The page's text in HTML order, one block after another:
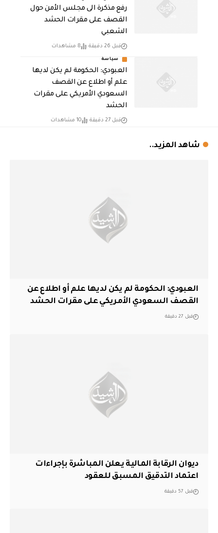
رفع مذكرة الى مجلس الأمن حول
القصف على مقرات الحشد
الشعبي
قبل 26 دقيقة 8 مشاهدات
سياسة
العبودي: الحكومة لم يكن لديها
علم أو اطلاع عن القصف
السعودي الأمريكي على مقرات
الحشد
قبل 27 دقيقة 10 مشاهدات
شاهد المزيد..
العبودي: الحكومة لم يكن لديها علم أو اطلاع عن
القصف السعودي الأمريكي على مقرات الحشد
قبل 27 دقيقة
ديوان الرقابة المالية يعلن المباشرة بإجراءات
اعتماد التدقيق المسبق للعقود
قبل 57 دقيقة